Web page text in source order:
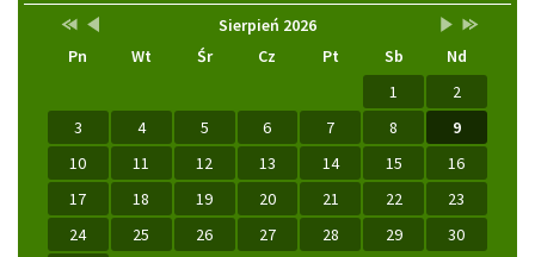
Kalendarz Lista
wydarzeń
Sierpień 2026Brak
w
Przestaw
na
Przestaw
na
Przestaw
na
Wrzesień
2026
Przestaw
na
Sierpień
2027
Pn Wt Śr Cz Pt Sb
Nd
1
2
3
4 5 6 7 8
9
10
11 12 13 14 15
16
17
18 19 20 21 22
23
24
25 26 27 28 29
30